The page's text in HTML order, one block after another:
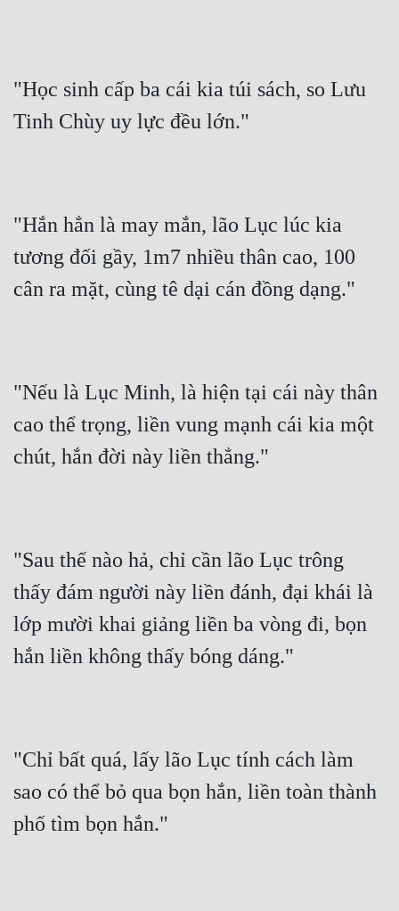
"Học sinh cấp ba cái kia túi sách, so Lưu
Tinh Chùy uy lực đều lớn."
"Hắn hẳn là may mắn, lão Lục lúc kia
tương đối gầy, 1m7 nhiều thân cao, 100
cân ra mặt, cùng tê dại cán đồng dạng."
"Nếu là Lục Minh, là hiện tại cái này thân
cao thể trọng, liền vung mạnh cái kia một
chút, hắn đời này liền thẳng."
"Sau thế nào hả, chỉ cần lão Lục trông
thấy đám người này liền đánh, đại khái là
lớp mười khai giảng liền ba vòng đi, bọn
hắn liền không thấy bóng dáng."
"Chỉ bất quá, lấy lão Lục tính cách làm
sao có thể bỏ qua bọn hắn, liền toàn thành
phố tìm bọn hắn."